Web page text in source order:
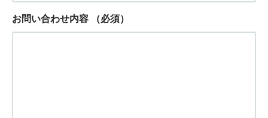
お問い合わせ内容 （必須）